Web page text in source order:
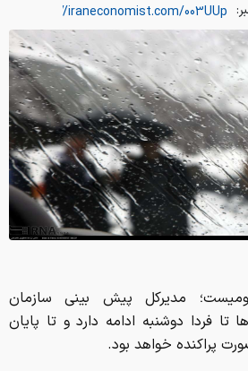
مدیرکل پیش بینی سازمان
فردا دوشنبه ادامه دارد و تا پایان
پراکنده خواهد بود.